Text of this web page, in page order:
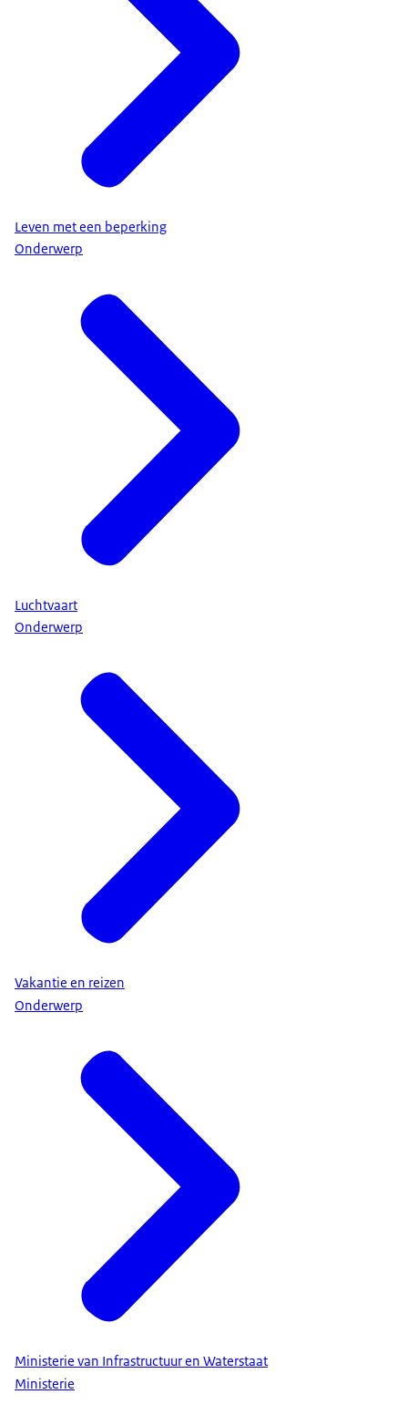
Leven met een beperking
Onderwerp
Luchtvaart
Onderwerp
Vakantie en reizen
Onderwerp
Ministerie van Infrastructuur en Waterstaat
Ministerie